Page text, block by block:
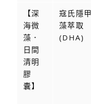
【深
海微
藻．
日間
清明
膠
囊】
寇氏隱甲
藻萃取
(DHA)